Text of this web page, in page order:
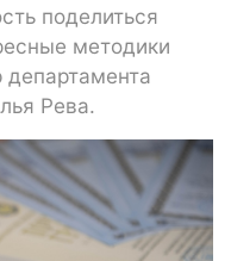
поделиться
методики
департамента
Рева.